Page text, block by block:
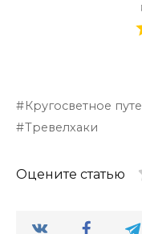
Кругосветное
Тревелхаки
Оцените статью